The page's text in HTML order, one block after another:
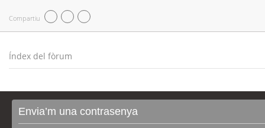
Compartiu
Índex del fòrum
Envia’m una contrasenya